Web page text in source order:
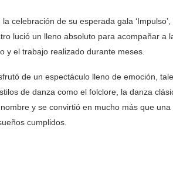
celebración de su esperada gala
lució un lleno absoluto para acompañar a
y el trabajo realizado durante meses.
de un espectáculo lleno de emoción,
de danza como el folclore, la danza
y se convirtió en mucho más que una
cumplidos.